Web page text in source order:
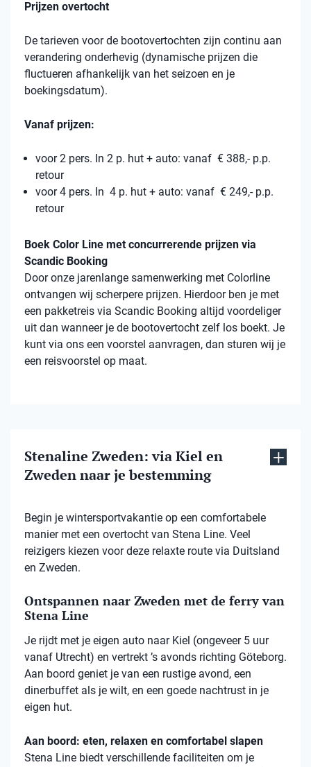
Prijzen overtocht
De tarieven voor de bootovertochten zijn continu aan
verandering onderhevig (dynamische prijzen die
fluctueren afhankelijk van het seizoen en je
boekingsdatum).
Vanaf prijzen:
voor 2 pers. In 2 p. hut + auto: vanaf € 388,- p.p.
retour
voor 4 pers. In 4 p. hut + auto: vanaf € 249,- p.p.
retour
Boek Color Line met concurrerende prijzen via
Scandic Booking
Door onze jarenlange samenwerking met Colorline
ontvangen wij scherpere prijzen. Hierdoor ben je met
een pakketreis via Scandic Booking altijd voordeliger
uit dan wanneer je de bootovertocht zelf los boekt. Je
kunt via ons een voorstel aanvragen, dan sturen wij je
een reisvoorstel op maat.
Stenaline Zweden: via Kiel en
Zweden naar je bestemming
Begin je wintersportvakantie op een comfortabele
manier met een overtocht van Stena Line. Veel
reizigers kiezen voor deze relaxte route via Duitsland
en Zweden.
Ontspannen naar Zweden met de ferry van
Stena Line
Je rijdt met je eigen auto naar Kiel (ongeveer 5 uur
vanaf Utrecht) en vertrekt ’s avonds richting Göteborg.
Aan boord geniet je van een rustige avond, een
dinerbuffet als je wilt, en een goede nachtrust in je
eigen hut.
Aan boord: eten, relaxen en comfortabel slapen
Stena Line biedt verschillende faciliteiten om je